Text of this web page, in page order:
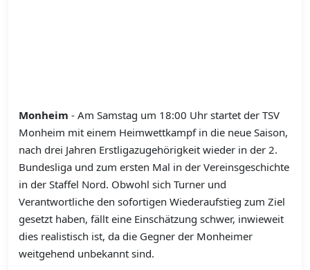
Monheim - Am Samstag um 18:00 Uhr startet der TSV
Monheim mit einem Heimwettkampf in die neue Saison,
nach drei Jahren Erstligazugehörigkeit wieder in der 2.
Bundesliga und zum ersten Mal in der Vereinsgeschichte
in der Staffel Nord. Obwohl sich Turner und
Verantwortliche den sofortigen Wiederaufstieg zum Ziel
gesetzt haben, fällt eine Einschätzung schwer, inwieweit
dies realistisch ist, da die Gegner der Monheimer
weitgehend unbekannt sind.